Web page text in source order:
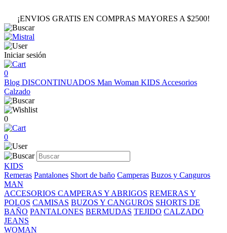
¡ENVIOS GRATIS EN COMPRAS MAYORES A $2500!
Iniciar sesión
0
Blog DISCONTINUADOS Man Woman KIDS Accesorios
Calzado
0
0
KIDS
Remeras Pantalones Short de baño Camperas Buzos y Canguros
MAN
ACCESORIOS CAMPERAS Y ABRIGOS REMERAS Y
POLOS CAMISAS BUZOS Y CANGUROS SHORTS DE
BAÑO PANTALONES BERMUDAS TEJIDO CALZADO
JEANS
WOMAN